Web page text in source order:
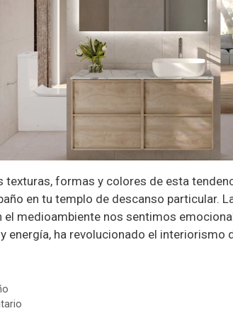
texturas, formas y colores de esta
en tu templo de descanso particular.
el medioambiente nos sentimos
energía, ha revolucionado el interiorismo